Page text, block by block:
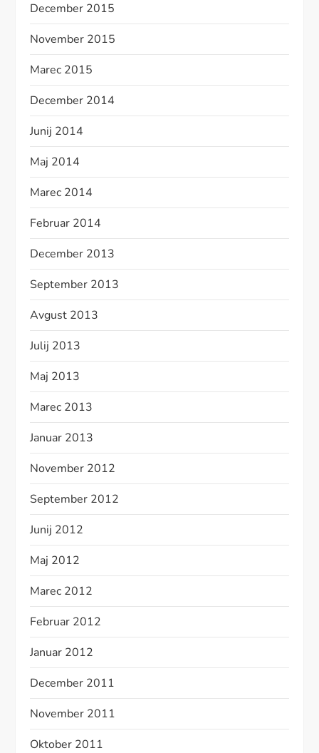
December 2015
November 2015
Marec 2015
December 2014
Junij 2014
Maj 2014
Marec 2014
Februar 2014
December 2013
September 2013
Avgust 2013
Julij 2013
Maj 2013
Marec 2013
Januar 2013
November 2012
September 2012
Junij 2012
Maj 2012
Marec 2012
Februar 2012
Januar 2012
December 2011
November 2011
Oktober 2011